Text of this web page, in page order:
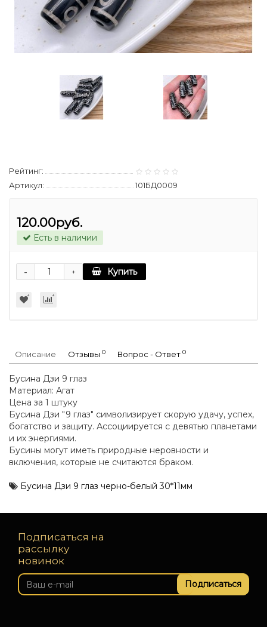
Рейтинг:
Артикул:
101БД0009
120.00руб.
Есть в наличии
+
- Купить
Описание Отзывы 0 Вопрос - Ответ 0
Бусина Дзи 9 глаз
Материал: Агат
Цена за 1 штуку
Бусина Дзи "9 глаз" символизирует скорую удачу, успех,
богатство и защиту. Ассоциируется с девятью планетами
и их энергиями.
Бусины могут иметь природные неровности и
включения, которые не считаются браком.
Бусина Дзи 9 глаз черно-белый 30*11мм
Подписаться на
рассылку
новинок
Подписаться